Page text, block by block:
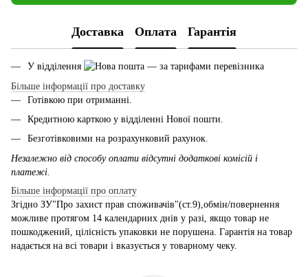
Доставка Оплата Гарантія
У відділення
— за тарифами перевізника
Більше інформації про доставку
Готівкою при отриманні.
Кредитною карткою у відділенні Нової пошти.
Безготівковими на розрахунковий рахунок.
Незалежно від способу оплати відсутні додаткові комісій і
платежі.
Більше інформації про оплату
Згідно ЗУ"Про захист прав споживачів"(ст.9),обмін/повернення
можливе протягом 14 календарних днів у разі, якщо товар не
пошкоджений, цілісність упаковки не порушена. Гарантія на товар
надається на всі товари і вказується у товарному чеку.